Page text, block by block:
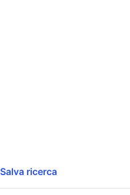
Salva ricerca